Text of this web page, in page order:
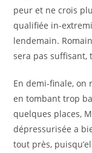
peur et ne crois
qualifiée in-
lendemain.
sera pas suffisant,
En demi-finale, on
en tombant trop
quelques places,
dépressurisée a
tout près,